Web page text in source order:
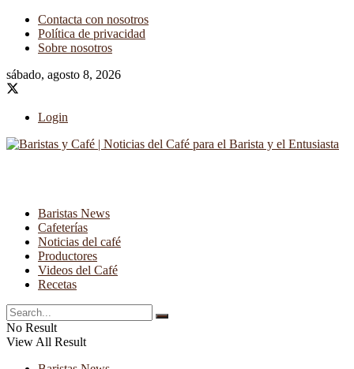
Contacta con nosotros
Política de privacidad
Sobre nosotros
sábado, agosto 8, 2026
Login
Baristas News
Cafeterías
Noticias del café
Productores
Videos del Café
Recetas
No Result
View All Result